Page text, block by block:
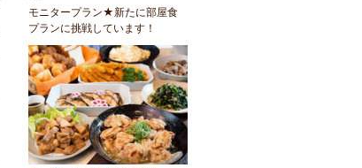
モニタープラン★新たに部屋食
プランに挑戦しています！